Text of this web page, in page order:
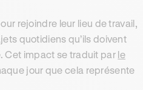
rejoindre leur lieu de travail,
quotidiens qu’ils doivent
Cet impact se traduit par le
jour que cela représente